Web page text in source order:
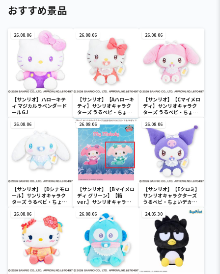
おすすめ景品
26.08.06
【サンリオ】ハローキテ
ィ マジカルラベンダード
ールGJ
26.08.06
【サンリオ】【Aハローキ
ティ】サンリオキャラク
ターズ うるベビ・ちょい
デカドール
26.08.06
【サンリオ】【Cマイメロ
ディ】サンリオキャラク
ターズ うるベビ・ちょい
26.08.06
【サンリオ】【Dシナモロ
ール】サンリオキャラク
ターズ うるベビ・ちょい
26.08.06
【サンリオ】【Bマイメロ
ディ グリーン】【箱
ver.】サンリオキャラク
SOFVIMATES～マイメロ
ディ マーメイドver. ～
26.08.06
【サンリオ】【Eクロミ】
サンリオキャラクターズ
うるベビ・ちょいデカド
26.08.06 26.08.06 24.05.30